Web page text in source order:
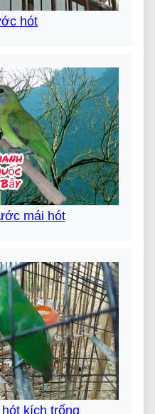
hót
mái hót
kích trống